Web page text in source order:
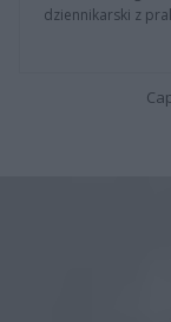
dziennikarski z